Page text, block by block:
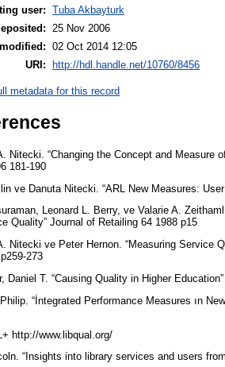
user: Tuba Akbayturk
25 Nov 2006
02 Oct 2014 12:05
URI:
http://hdl.handle.net/10760/8456
metadata for this record
Nitecki. “Changing the Concept and
181-190
ve Danuta Nitecki. “ARL New Measures:
Leonard L. Berry, ve Valarie A.
Quality” Journal of Retailing 64 1988 p15
Nitecki ve Peter Hernon. “Measuring Service
273
Daniel T. “Causing Quality in Higher
“İntegrated Performance Measures ın
http://www.libqual.org/
“Insights into library services and users